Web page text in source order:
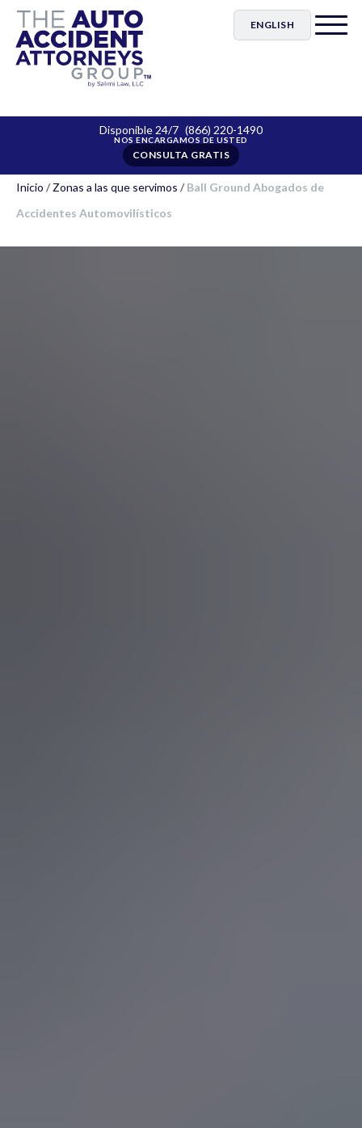
ENGLISH
Disponible 24/7 (866) 220-1490
CONSULTA GRATIS
Inicio /Zonas a las que servimos /Ball Ground Abogados de
Accidentes Automovilísticos